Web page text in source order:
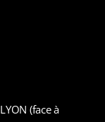
(face à